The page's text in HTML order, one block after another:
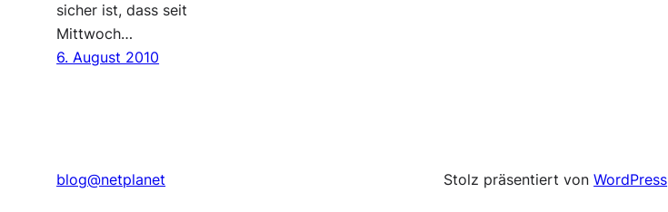
sicher ist, dass seit
Mittwoch…
6. August 2010
blog@netplanet Stolz präsentiert vonWordPress